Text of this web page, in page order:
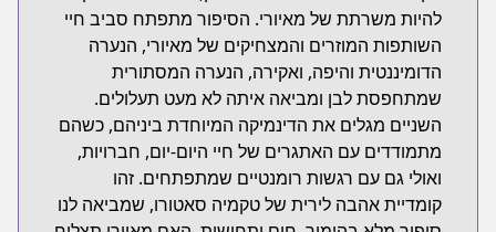
להיות משרתת של מאיורי. הסיפור מתפתח סביב חיי
השותפות המוזרים והמצחיקים של מאיורי, הנערה
הדומיננטית והיפה, ואקירה, הנערה המסתורית
שמתחפסת לבן ומביאה איתה לא מעט תעלולים.
השניים מגלים את הדינמיקה המיוחדת ביניהם, כשהם
מתמודדים עם האתגרים של חיי היום-יום, חברויות,
ואולי גם עם רגשות רומנטיים שמתפתחים. זהו
קומדיית אהבה לירית של טקמיה סאטורו, שמביאה לנו